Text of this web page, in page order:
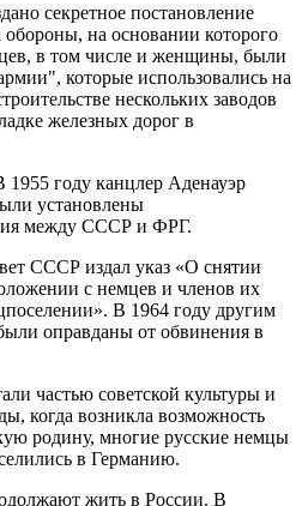
секретное постановление
обороны, на основании которого
в том числе и женщины, были
которые использовались на
нескольких заводов
железных дорог в
году канцлер Аденауэр
установлены
между СССР и ФРГ.
СССР издал указ «О снятии
с немцев и членов их
В 1964 году другим
оправданы от обвинения в
частью советской культуры и
когда возникла возможность
родину, многие русские немцы
в Германию.
жить в России. В